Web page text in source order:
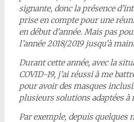
signante, donc la présence
prise en compte pour une
en début d’année. Mais pas
l’année 2018/2019 jusqu’à
Durant cette année, avec la
COVID-19, j’ai réussi à me
pour avoir des masques
plusieurs solutions adaptées à
Par exemple, depuis quelques